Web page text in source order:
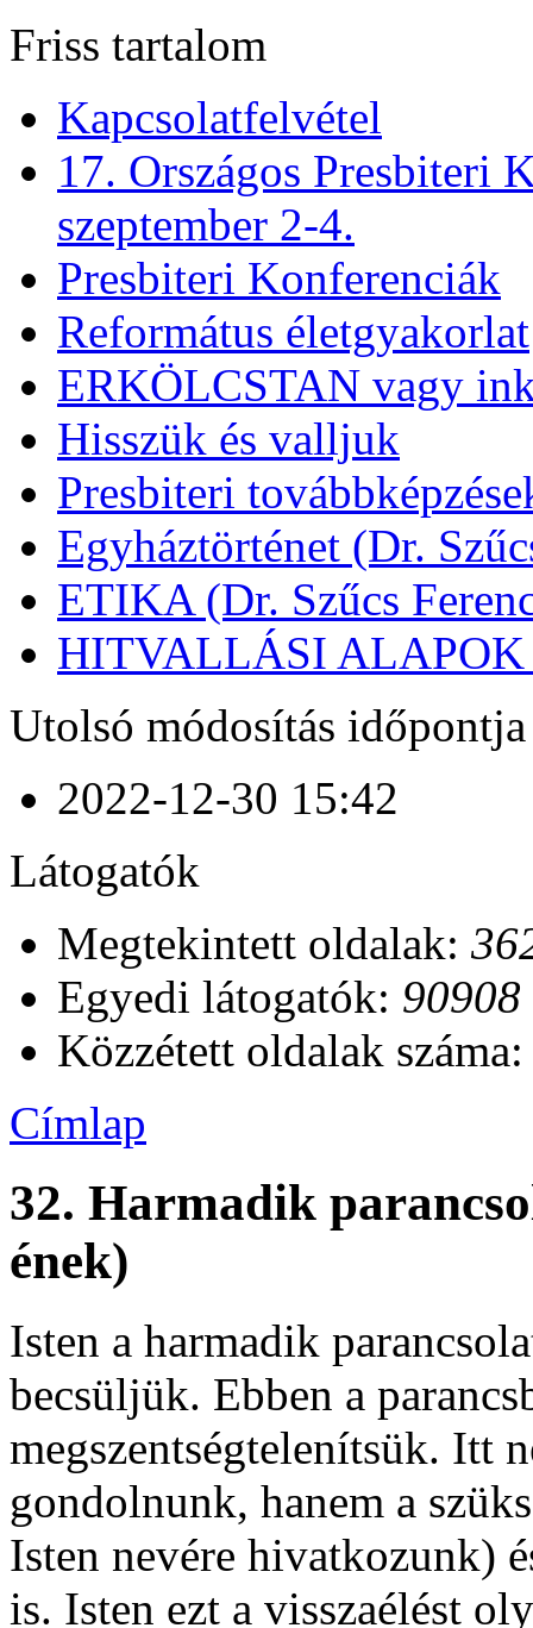
Friss tartalom
Kapcsolatfelvétel
17. Országos Presbiteri
szeptember 2-4.
Presbiteri Konferenciák
Református életgyakorlat
ERKÖLCSTAN vagy
Hisszük és valljuk
Presbiteri
Egyháztörténet (Dr.
ETIKA (Dr. Szűcs
HITVALLÁSI ALAPOK
Utolsó módosítás időpontja
2022-12-30 15:42
Látogatók
Megtekintett oldalak:
Egyedi látogatók: 90908
Közzétett oldalak
Címlap
32. Harmadik
ének)
Isten a harmadik
becsüljük. Ebben a
megszentségtelenítsük. Itt
gondolnunk, hanem a
Isten nevére hivatkozunk)
is. Isten ezt a visszaélést